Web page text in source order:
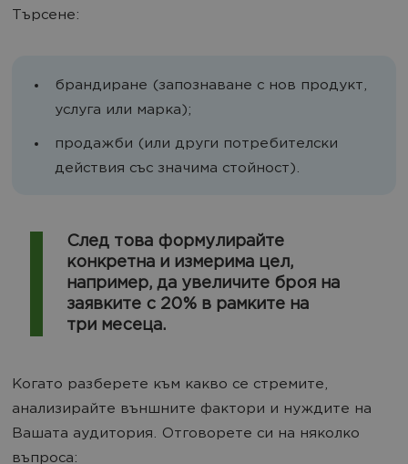
Търсене:
брандиране (запознаване с нов продукт,
услуга или марка);
продажби (или други потребителски
действия със значима стойност).
След това формулирайте
конкретна и измерима цел,
например, да увеличите броя на
заявките с 20% в рамките на
три месеца.
Когато разберете към какво се стремите,
анализирайте външните фактори и нуждите на
Вашата аудитория. Отговорете си на няколко
въпроса: